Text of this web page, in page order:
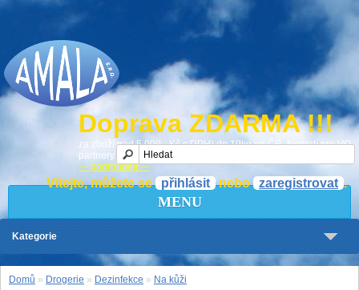
Doprava ZDARMA !!!
za zboží nad 5 000,- Kč s DPH) do 19kg po ČR. Neplatí pro VO
partnery.
--- podrobněji ---
Vítejte, můžete se přihlásit nebo zaregistrovat .
MENU
Kategorie
Domů » Drogerie » Dezinfekce » Na kůži